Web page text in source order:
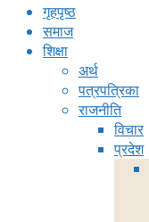
गृहपृष्ठ
समाज
शिक्षा
अर्थ
पत्रपत्रिका
राजनीति
विचार
प्रदेश